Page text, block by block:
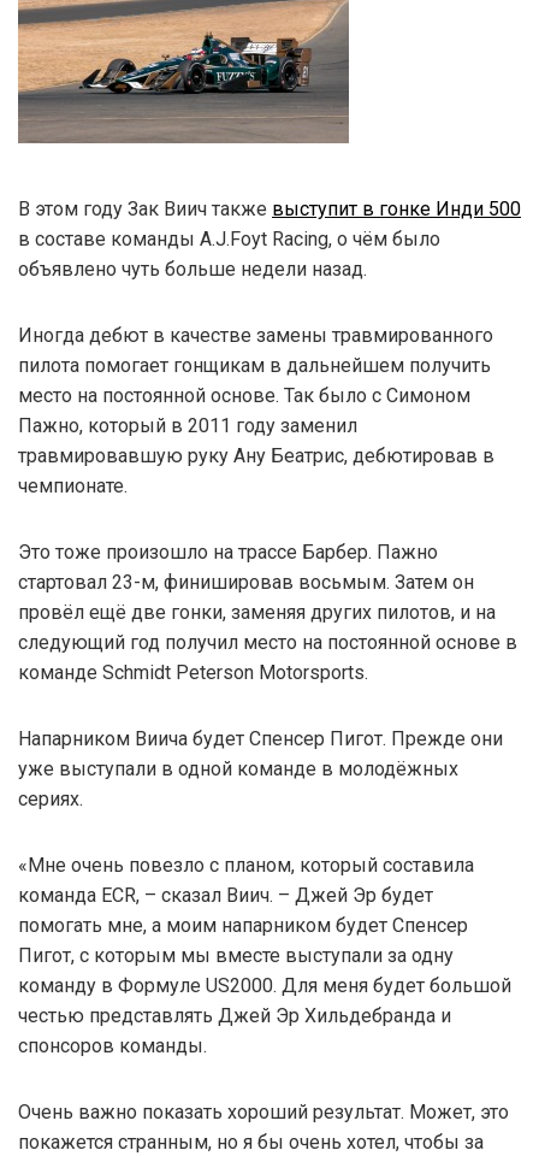
В этом году Зак Виич также выступит в гонке Инди 500
в составе команды A.J.Foyt Racing, о чём было
объявлено чуть больше недели назад.
Иногда дебют в качестве замены травмированного
пилота помогает гонщикам в дальнейшем получить
место на постоянной основе. Так было с Симоном
Пажно, который в 2011 году заменил
травмировавшую руку Ану Беатрис, дебютировав в
чемпионате.
Это тоже произошло на трассе Барбер. Пажно
стартовал 23-м, финишировав восьмым. Затем он
провёл ещё две гонки, заменяя других пилотов, и на
следующий год получил место на постоянной основе в
команде Schmidt Peterson Motorsports.
Напарником Виича будет Спенсер Пигот. Прежде они
уже выступали в одной команде в молодёжных
сериях.
«Мне очень повезло с планом, который составила
команда ECR, – сказал Виич. – Джей Эр будет
помогать мне, а моим напарником будет Спенсер
Пигот, с которым мы вместе выступали за одну
команду в Формуле US2000. Для меня будет большой
честью представлять Джей Эр Хильдебранда и
спонсоров команды.
Очень важно показать хороший результат. Может, это
покажется странным, но я бы очень хотел, чтобы за